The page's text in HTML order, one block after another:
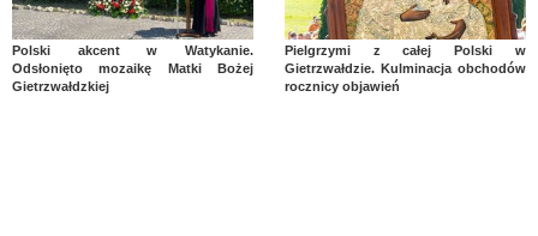
Polski akcent w Watykanie.
Odsłonięto mozaikę Matki Bożej
Gietrzwałdzkiej
Pielgrzymi z całej Polski w
Gietrzwałdzie. Kulminacja obchodów
rocznicy objawień